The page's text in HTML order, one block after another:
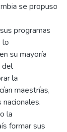
se propuso
programas
lo
su mayoría
del
la
maestrías,
la
formar sus